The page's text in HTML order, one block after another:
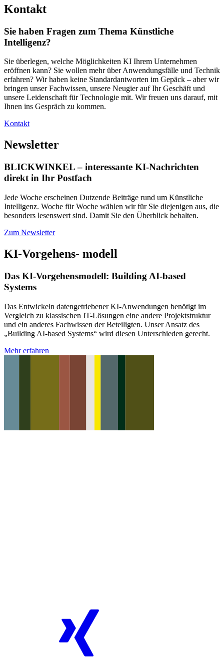
Kontakt
Sie haben Fragen zum Thema Künstliche
Intelligenz?
Sie überlegen, welche Möglichkeiten KI Ihrem Unternehmen
eröffnen kann? Sie wollen mehr über Anwendungsfälle und Technik
erfahren? Wir haben keine Standardantworten im Gepäck – aber wir
bringen unser Fachwissen, unsere Neugier auf Ihr Geschäft und
unsere Leidenschaft für Technologie mit. Wir freuen uns darauf, mit
Ihnen ins Gespräch zu kommen.
Kontakt
Newsletter
BLICKWINKEL – interessante KI-Nachrichten
direkt in Ihr Postfach
Jede Woche erscheinen Dutzende Beiträge rund um Künstliche
Intelligenz. Woche für Woche wählen wir für Sie diejenigen aus, die
besonders lesenswert sind. Damit Sie den Überblick behalten.
Zum Newsletter
KI-Vorgehens- modell
Das KI-Vorgehensmodell: Building AI-based
Systems
Das Entwickeln datengetriebener KI-Anwendungen benötigt im
Vergleich zu klassischen IT-Lösungen eine andere Projektstruktur
und ein anderes Fachwissen der Beteiligten. Unser Ansatz des
„Building AI-based Systems“ wird diesen Unterschieden gerecht.
Mehr erfahren